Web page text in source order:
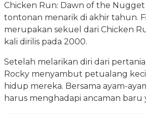
Chicken Run: Dawn of the Nugget
tontonan menarik di akhir tahun.
merupakan sekuel dari Chicken
kali dirilis pada 2000.
Setelah melarikan diri dari
Rocky menyambut petualang
hidup mereka. Bersama ayam-
harus menghadapi ancaman baru